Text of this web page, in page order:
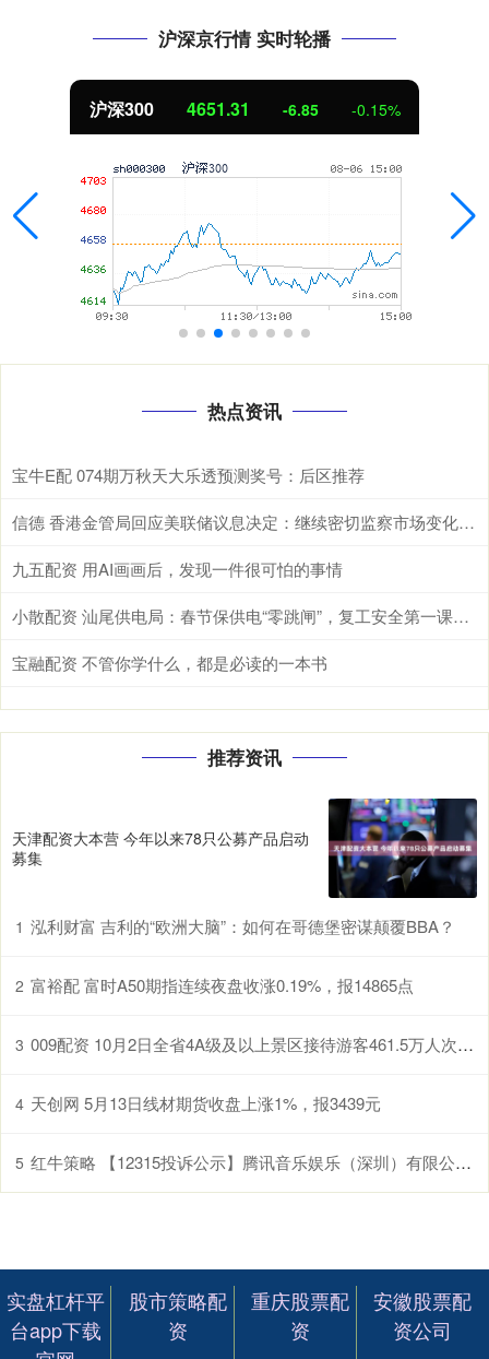
沪深京行情 实时轮播
沪深300 4651.31 -6.85 -0.15%
热点资讯
宝牛E配 074期万秋天大乐透预测奖号：后区推荐
信德 香港金管局回应美联储议息决定：继续密切监察市场变化，维持货币及金融稳定
九五配资 用AI画画后，发现一件很可怕的事情
小散配资 汕尾供电局：春节保供电“零跳闸”，复工安全第一课全面铺开
宝融配资 不管你学什么，都是必读的一本书
推荐资讯
天津配资大本营 今年以来78只公募产品启动
募集
1 泓利财富 吉利的“欧洲大脑”：如何在哥德堡密谋颠覆BBA？
2 富裕配 富时A50期指连续夜盘收涨0.19%，报14865点
3 009配资 10月2日全省4A级及以上景区接待游客461.5万人次，同比增长4.2%
4 天创网 5月13日线材期货收盘上涨1%，报3439元
5 红牛策略 【12315投诉公示】腾讯音乐娱乐（深圳）有限公司新增61件投诉公示，涉及不履行自己明示或与消费者约定的三包义务问题等
实盘杠杆平
台app下载
股市策略配
资
重庆股票配
资
安徽股票配
资公司